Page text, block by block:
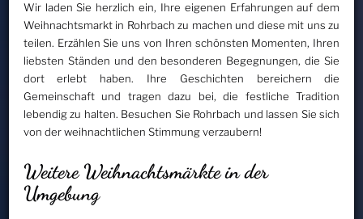
Wir laden Sie herzlich ein, Ihre eigenen Erfahrungen auf dem
Weihnachtsmarkt in Rohrbach zu machen und diese mit uns zu
teilen. Erzählen Sie uns von Ihren schönsten Momenten, Ihren
liebsten Ständen und den besonderen Begegnungen, die Sie
dort erlebt haben. Ihre Geschichten bereichern die
Gemeinschaft und tragen dazu bei, die festliche Tradition
lebendig zu halten. Besuchen Sie Rohrbach und lassen Sie sich
von der weihnachtlichen Stimmung verzaubern!
Weitere Weihnachtsmärkte in der
Umgebung